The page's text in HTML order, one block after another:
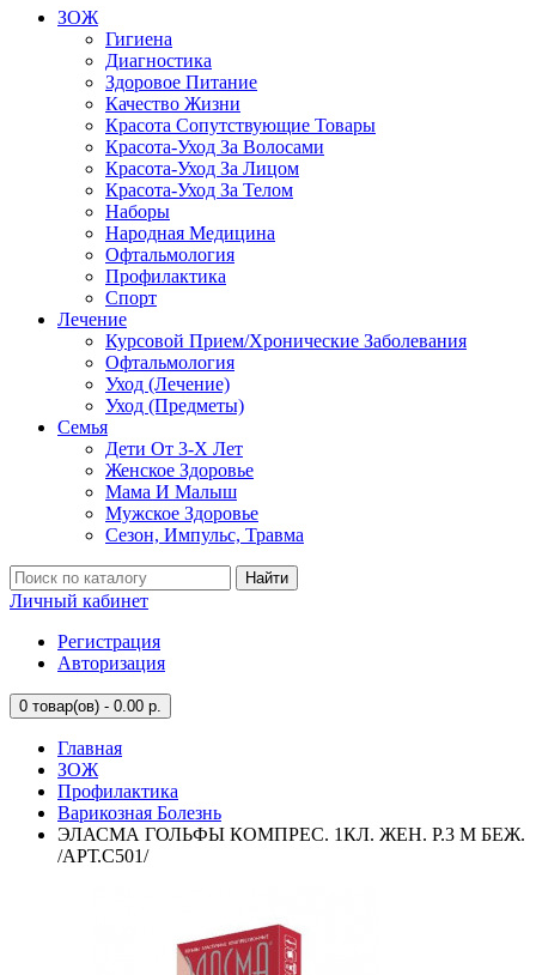
ЗОЖ
Гигиена
Диагностика
Здоровое Питание
Качество Жизни
Красота Сопутствующие Товары
Красота-Уход За Волосами
Красота-Уход За Лицом
Красота-Уход За Телом
Наборы
Народная Медицина
Офтальмология
Профилактика
Спорт
Лечение
Курсовой Прием/Хронические Заболевания
Офтальмология
Уход (Лечение)
Уход (Предметы)
Семья
Дети От 3-Х Лет
Женское Здоровье
Мама И Малыш
Мужское Здоровье
Сезон, Импульс, Травма
Найти
Личный кабинет
Регистрация
Авторизация
0 товар(ов) - 0.00 р.
Главная
ЗОЖ
Профилактика
Варикозная Болезнь
ЭЛАСМА ГОЛЬФЫ КОМПРЕС. 1КЛ. ЖЕН. Р.3 M БЕЖ.
/АРТ.С501/